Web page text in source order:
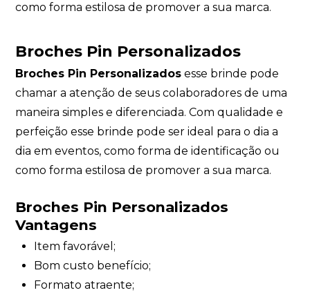
como forma estilosa de promover a sua marca.
Broches Pin Personalizados
Broches Pin Personalizados esse brinde pode
chamar a atenção de seus colaboradores de uma
maneira simples e diferenciada. Com qualidade e
perfeição esse brinde pode ser ideal para o dia a
dia em eventos, como forma de identificação ou
como forma estilosa de promover a sua marca.
Broches Pin Personalizados
Vantagens
Item favorável;
Bom custo benefício;
Formato atraente;